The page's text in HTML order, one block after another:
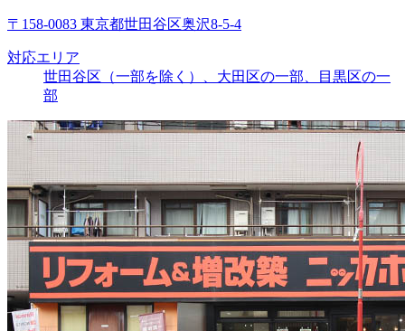
〒158-0083 東京都世田谷区奥沢8-5-4
対応エリア
世田谷区（一部を除く）、大田区の一部、目黒区の一
部